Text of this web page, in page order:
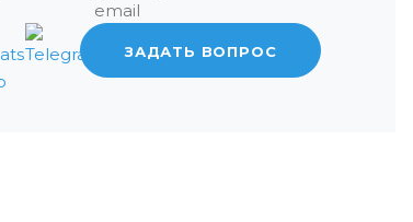
ЗАДАТЬ ВОПРОС